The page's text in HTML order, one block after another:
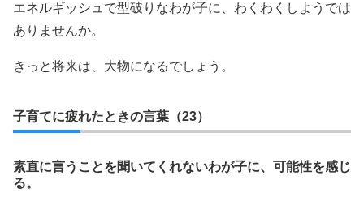
エネルギッシュで型破りなわが子に、わくわくしようでは
ありませんか。
きっと将来は、大物になるでしょう。
子育てに疲れたときの言葉（23）
素直に言うことを聞いてくれないわが子に、可能性を感じ
る。